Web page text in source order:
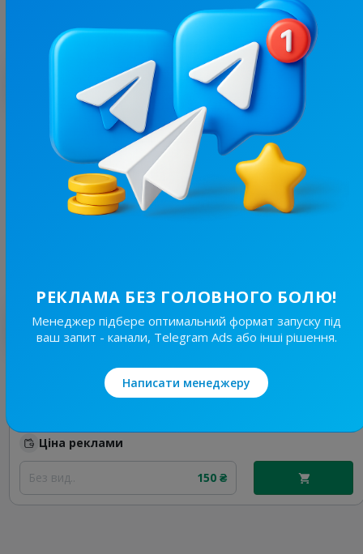
З цим каналом часто купують
58.9K/
9.6K
Моя Полтава
Новини/ЗМІ, Регіональні
Ціна реклами
Найкращі за темою
19.8K/
4.8K
Новини Львівщини та України
Ціна реклами
Без вид.. 150 ₴
РЕКЛАМА БЕЗ ГОЛОВНОГО БОЛЮ!
Менеджер підбере оптимальний формат запуску під
ваш запит - канали, Telegram Ads або інші рішення.
Написати менеджеру